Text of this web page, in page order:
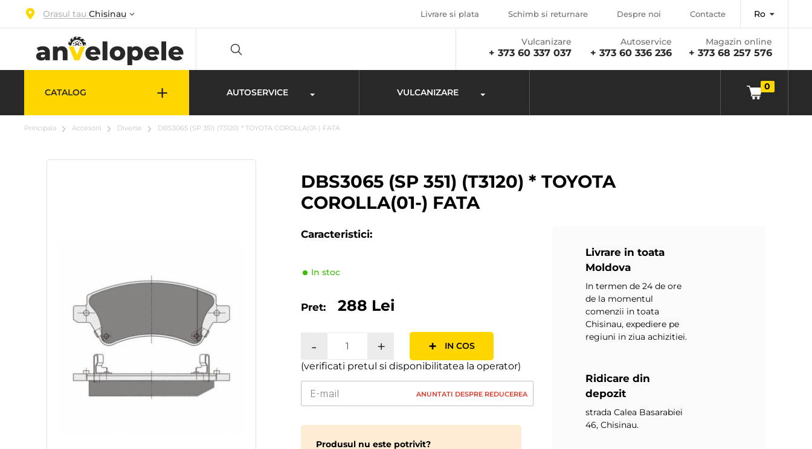
Orasul tau Chisinau Livrare si plata Schimb si returnare Despre noi Contacte Ro
Vulcanizare
+ 373 60 337 037
Autoservice
+ 373 60 336 236
Magazin online
+ 373 68 257 576
CATALOG + AUTOSERVICE VULCANIZARE
0
Principala Accesorii Diverse DBS3065 (SP 351) (T3120) * TOYOTA COROLLA(01-) FATA
DBS3065 (SP 351) (T3120) * TOYOTA
COROLLA(01-) FATA
Caracteristici:
In stoc
Pret: 288 Lei
- + + IN COS
(verificati pretul si disponibilitatea la operator)
ANUNTATI DESPRE REDUCEREA
Produsul nu este potrivit?
Livrare in toata
Moldova
In termen de 24 de ore
de la momentul
comenzii in toata
Chisinau, expediere pe
regiuni in ziua achizitiei.
Ridicare din
depozit
strada Calea Basarabiei
46, Chisinau.